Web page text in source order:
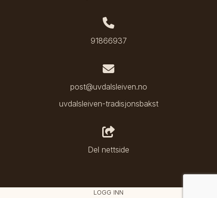
91866937
post@uvdalsleiven.no
uvdalsleiven-tradisjonsbakst
Del nettside
LOGG INN